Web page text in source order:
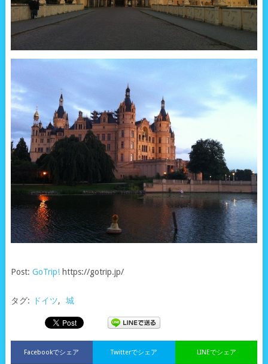
Post: GoTrip!https://gotrip.jp/
タグ: ドイツ, 城
Facebookでシェア LINEでシェア
Twitterでシェア